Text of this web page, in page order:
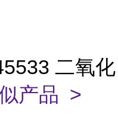
二氧化
产品 >